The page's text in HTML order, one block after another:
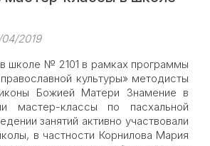
04/2019
в школе № 2101 в рамках программы
культуры» методисты
Божией Матери Знамение в
мастер-классы по пасхальной
занятий активно участвовали
в частности Корнилова Мария